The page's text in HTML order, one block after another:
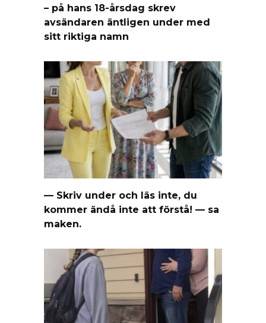
– på hans 18-årsdag skrev
avsändaren äntligen under med
sitt riktiga namn
— Skriv under och läs inte, du
kommer ändå inte att förstå! — sa
maken.